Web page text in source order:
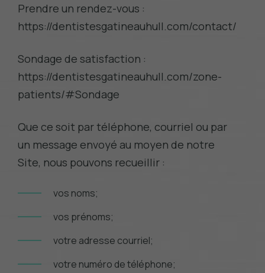
Prendre un rendez-vous :
https://dentistesgatineauhull.com/contact/
Sondage de satisfaction :
https://dentistesgatineauhull.com/zone-
patients/#Sondage
Que ce soit par téléphone, courriel ou par
un message envoyé au moyen de notre
Site, nous pouvons recueillir :
vos noms;
vos prénoms;
votre adresse courriel;
votre numéro de téléphone;